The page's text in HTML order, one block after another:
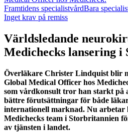
Framtidens specialistvårdBara
Inget krav på remiss
Världsledande
Medichecks lansering
Överläkare Christer Lindquist blir
Global Medical Officer hos
som vårdkonsult tror han starkt på
bättre förutsättningar för både
internationell marknad. Nu arbetar
Medichecks team i Storbritannien
av tjänsten i landet.